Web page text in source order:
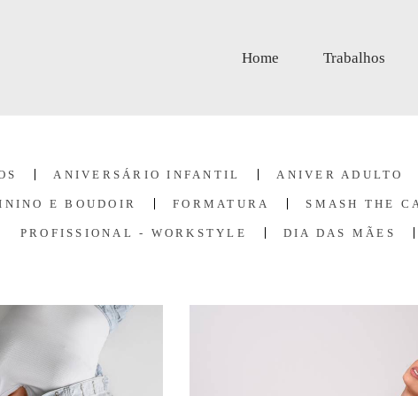
Home Trabalhos
ANIVERSÁRIO INFANTIL ANIVER ADULTO
E BOUDOIR FORMATURA SMASH THE
PROFISSIONAL - WORKSTYLE DIA DAS MÃES